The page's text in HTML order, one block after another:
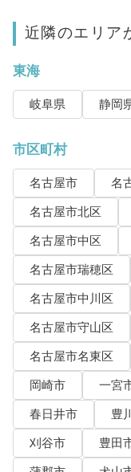
近隣のエリア
東海
岐阜県 静岡
市区町村
名古屋市 名
名古屋市北区
名古屋市中区
名古屋市瑞穂区
名古屋市中川区
名古屋市守山区
名古屋市名東区
岡崎市
一宮
春日井市
豊
刈谷市
豊田